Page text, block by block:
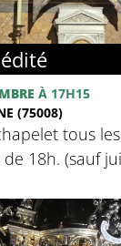
À 17H15
(75008)
tous
18h. (sauf